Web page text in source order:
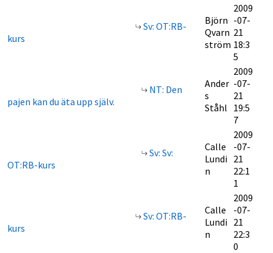
Sv: OT:RB-
kurs
Björn
Qvarn
ström
2009
-07-
21
18:3
5
NT: Den
pajen kan du äta upp själv.
Ander
s
Ståhl
2009
-07-
21
19:5
7
Sv: Sv:
OT:RB-kurs
Calle
Lundi
n
2009
-07-
21
22:1
1
Sv: OT:RB-
kurs
Calle
Lundi
n
2009
-07-
21
22:3
0